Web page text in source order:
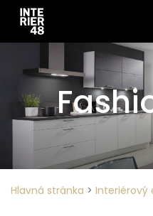
Hlavná stránka > Interiérový